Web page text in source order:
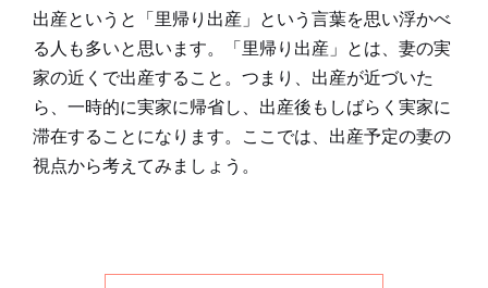
出産というと「里帰り出産」という言葉を思い浮かべ
る人も多いと思います。「里帰り出産」とは、妻の実
家の近くで出産すること。つまり、出産が近づいた
ら、一時的に実家に帰省し、出産後もしばらく実家に
滞在することになります。ここでは、出産予定の妻の
視点から考えてみましょう。